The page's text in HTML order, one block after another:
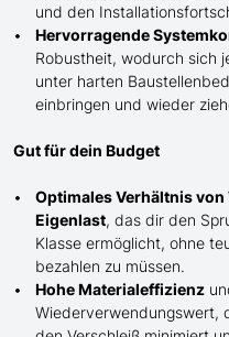
und den
Hervorragende
Robustheit, wodurch sich
unter harten
einbringen und wieder
Gut für dein Budget
Optimales Verhältnis
Eigenlast, das dir den
Klasse ermöglicht, ohne
bezahlen zu müssen.
Hohe Materialeffizienz
Wiederverwendungswert,